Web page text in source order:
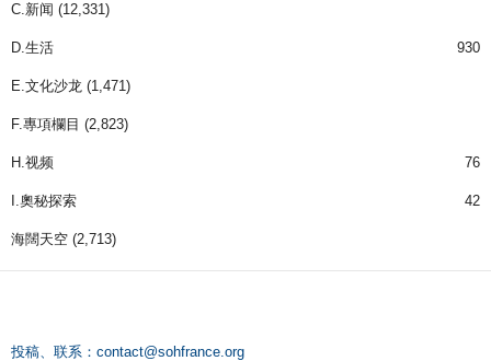
C.新闻 (12,331)
D.生活 930
E.文化沙龙 (1,471)
F.專項欄目 (2,823)
H.视频 76
I.奧秘探索 42
海闊天空 (2,713)
投稿、联系： contact@sohfrance.org